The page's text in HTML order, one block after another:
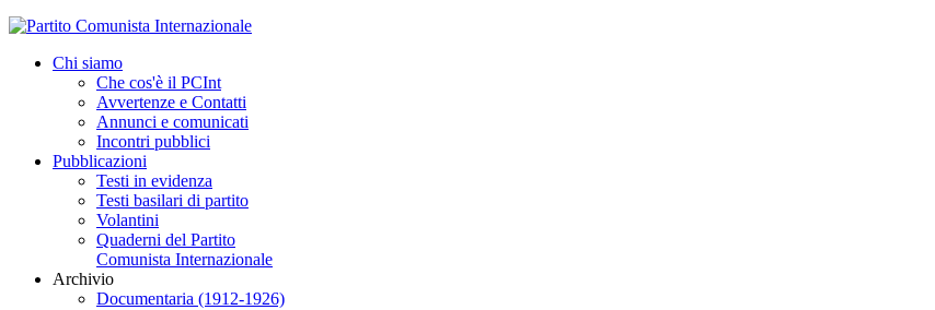
Chi siamo
Che cos'è il PCInt
Avvertenze e Contatti
Annunci e comunicati
Incontri pubblici
Pubblicazioni
Testi in evidenza
Testi basilari di partito
Volantini
Quaderni del Partito
Comunista Internazionale
Archivio
Documentaria (1912-1926)